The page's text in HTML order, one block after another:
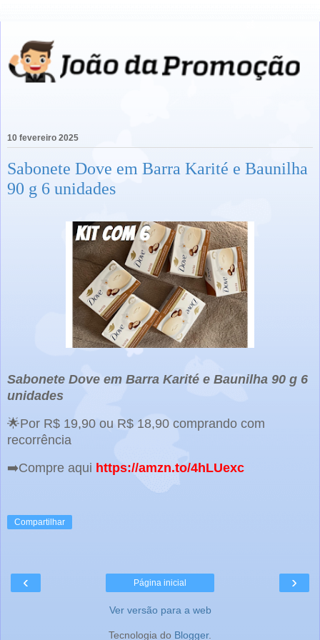
10 fevereiro 2025
Sabonete Dove em Barra Karité e Baunilha
90 g 6 unidades
Sabonete Dove em Barra Karité e Baunilha 90 g 6
unidades
🌟Por R$ 19,90 ou R$ 18,90 comprando com
recorrência
➡️Compre aqui https://amzn.to/4hLUexc
Compartilhar
‹ ›
Página inicial
Ver versão para a web
Tecnologia do Blogger.